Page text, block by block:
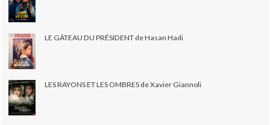
LE GÂTEAU DU PRÉSIDENT de Hasan Hadi
LES RAYONS ET LES OMBRES de Xavier Giannoli